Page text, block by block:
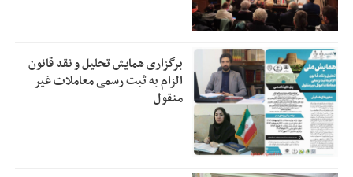
برگزاری همایش تحلیل و نقد قانون
الزام به ثبت رسمی معاملات غیر
منقول